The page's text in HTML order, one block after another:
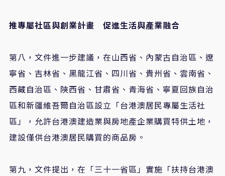
推專屬社區與創業計畫 促進生活與產業融合
第八，文件進一步建議，在山西省、內蒙古自治區、遼
寧省、吉林省、黑龍江省、四川省、貴州省、雲南省、
西藏自治區、陝西省、甘肅省、青海省、寧夏回族自治
區和新疆維吾爾自治區設立「台港澳居民專屬生活社
區」，允許台港澳建造業與房地產企業購買特供土地，
建設僅供台港澳居民購買的商品房。
第九，文件提出，在「三十一省區」實施「扶持台港澳